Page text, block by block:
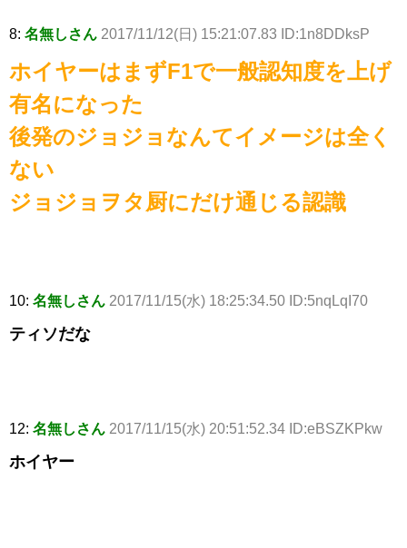
8: 名無しさん 2017/11/12(日) 15:21:07.83 ID:1n8DDksP
ホイヤーはまずF1で一般認知度を上げ
有名になった
後発のジョジョなんてイメージは全く
ない
ジョジョヲタ厨にだけ通じる認識
10: 名無しさん 2017/11/15(水) 18:25:34.50 ID:5nqLqI70
ティソだな
12: 名無しさん 2017/11/15(水) 20:51:52.34 ID:eBSZKPkw
ホイヤー